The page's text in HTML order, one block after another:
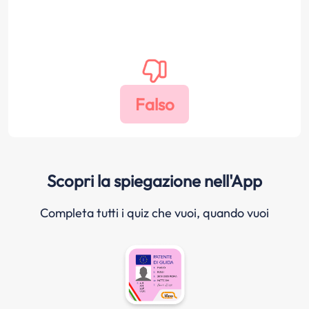
Scopri la spiegazione nell'App
Completa tutti i quiz che vuoi, quando vuoi